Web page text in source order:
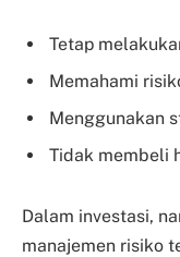
Tetap
Memahami
Menggunakan
Tidak membeli
Dalam investasi,
manajemen risiko